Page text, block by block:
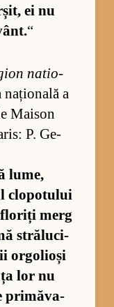
ei nu
“
na­tio­
a
Mai­son
P. Ge­
lu­me,
clo­po­tu­lui
merg
stră­lu­ci­
or­go­li­oși
lor nu
pri­mă­va­